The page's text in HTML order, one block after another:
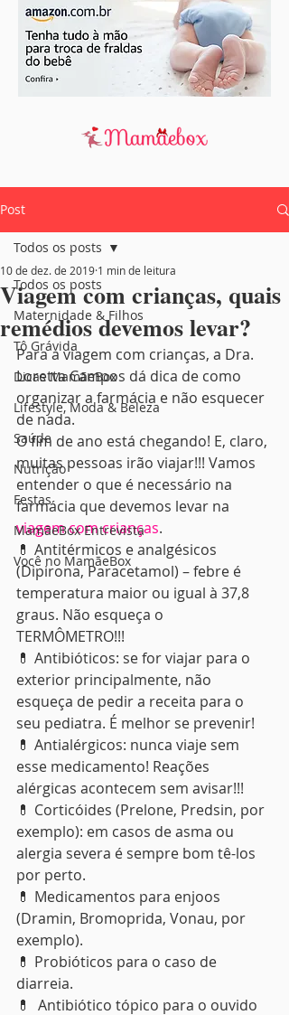
Post
Todos os posts
Maternidade & Filhos
Tô Grávida
Dicas MamãeBox
Lifestyle, Moda & Beleza
Saúde
Nutrição
Festas
MamãeBox Entrevista
Você no MamãeBox
Todos os posts
Viagem com crianças, quais
remédios devemos levar?
10 de dez. de 2019 1 min de leitura
Para a viagem com crianças, a Dra.
Loretta Campos dá dica de como
organizar a farmácia e não esquecer
de nada.
O fim de ano está chegando! E, claro,
muitas pessoas irão viajar!!! Vamos
entender o que é necessário na
farmácia que devemos levar na
viagem com crianças.
💊 Antitérmicos e analgésicos
(Dipirona, Paracetamol) – febre é
temperatura maior ou igual à 37,8
graus. Não esqueça o
TERMÔMETRO!!!
💊 Antibióticos: se for viajar para o
exterior principalmente, não
esqueça de pedir a receita para o
seu pediatra. É melhor se prevenir!
💊 Antialérgicos: nunca viaje sem
esse medicamento! Reações
alérgicas acontecem sem avisar!!!
💊 Corticóides (Prelone, Predsin, por
exemplo): em casos de asma ou
alergia severa é sempre bom tê-los
por perto.
💊 Medicamentos para enjoos
(Dramin, Bromoprida, Vonau, por
exemplo).
💊 Probióticos para o caso de
diarreia.
💊  Antibiótico tópico para o ouvido